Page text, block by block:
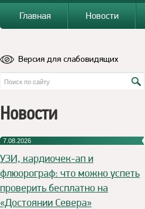
Главная
Новости
Версия для слабовидящих
Новости
7.08.2026
УЗИ, кардиочек-ап и
флюорограф: что можно успеть
проверить бесплатно на
«Достоянии Севера»